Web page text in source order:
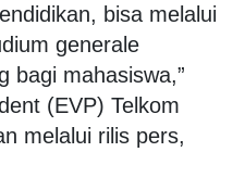
bisa melalui
generale
bagi mahasiswa,”
(EVP) Telkom
melalui rilis pers,